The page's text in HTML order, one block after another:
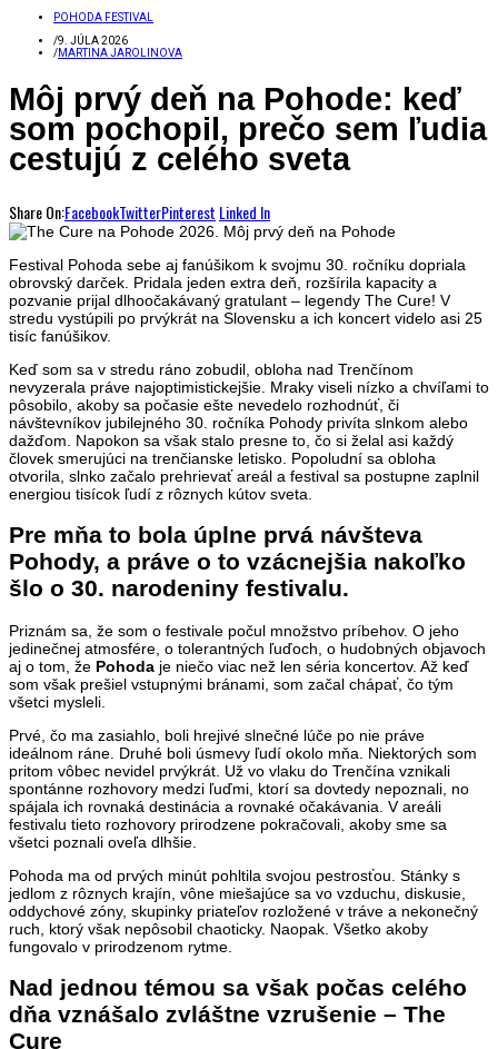
POHODA FESTIVAL
/9. JÚLA 2026
/MARTINA JAROLINOVA
Môj prvý deň na Pohode: keď
som pochopil, prečo sem ľudia
cestujú z celého sveta
Share On:FacebookTwitterPinterest Linked In
Festival Pohoda sebe aj fanúšikom k svojmu 30. ročníku dopriala
obrovský darček. Pridala jeden extra deň, rozšírila kapacity a
pozvanie prijal dlhoočakávaný gratulant – legendy The Cure! V
stredu vystúpili po prvýkrát na Slovensku a ich koncert videlo asi 25
tisíc fanúšikov.
Keď som sa v stredu ráno zobudil, obloha nad Trenčínom
nevyzerala práve najoptimistickejšie. Mraky viseli nízko a chvíľami to
pôsobilo, akoby sa počasie ešte nevedelo rozhodnúť, či
návštevníkov jubilejného 30. ročníka Pohody privíta slnkom alebo
dažďom. Napokon sa však stalo presne to, čo si želal asi každý
človek smerujúci na trenčianske letisko. Popoludní sa obloha
otvorila, slnko začalo prehrievať areál a festival sa postupne zaplnil
energiou tisícok ľudí z rôznych kútov sveta.
Pre mňa to bola úplne prvá návšteva
Pohody, a práve o to vzácnejšia nakoľko
šlo o 30. narodeniny festivalu.
Priznám sa, že som o festivale počul množstvo príbehov. O jeho
jedinečnej atmosfére, o tolerantných ľuďoch, o hudobných objavoch
aj o tom, že Pohoda je niečo viac než len séria koncertov. Až keď
som však prešiel vstupnými bránami, som začal chápať, čo tým
všetci mysleli.
Prvé, čo ma zasiahlo, boli hrejivé slnečné lúče po nie práve
ideálnom ráne. Druhé boli úsmevy ľudí okolo mňa. Niektorých som
pritom vôbec nevidel prvýkrát. Už vo vlaku do Trenčína vznikali
spontánne rozhovory medzi ľuďmi, ktorí sa dovtedy nepoznali, no
spájala ich rovnaká destinácia a rovnaké očakávania. V areáli
festivalu tieto rozhovory prirodzene pokračovali, akoby sme sa
všetci poznali oveľa dlhšie.
Pohoda ma od prvých minút pohltila svojou pestrosťou. Stánky s
jedlom z rôznych krajín, vône miešajúce sa vo vzduchu, diskusie,
oddychové zóny, skupinky priateľov rozložené v tráve a nekonečný
ruch, ktorý však nepôsobil chaoticky. Naopak. Všetko akoby
fungovalo v prirodzenom rytme.
Nad jednou témou sa však počas celého
dňa vznášalo zvláštne vzrušenie – The
Cure